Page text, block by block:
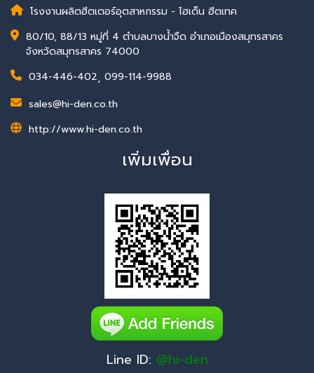
โรงงานผลิตฮีตเตอร์อุตสาหกรรม - ไฮเด็น ฮีตเทค
80/10, 88/13 หมู่ที่ 4 ตำบลบางน้ำจืด อำเภอเมืองสมุทรสาคร
จังหวัดสมุทรสาคร 74000
034-446-402, 099-114-9988
sales@hi-den.co.th
http://www.hi-den.co.th
เพิ่มเพื่อน
Line ID: @hi-den